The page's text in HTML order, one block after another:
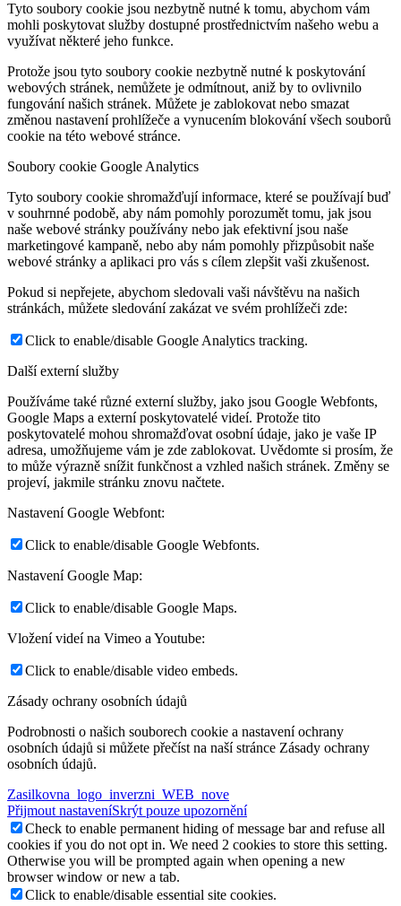
Tyto soubory cookie jsou nezbytně nutné k tomu, abychom vám
mohli poskytovat služby dostupné prostřednictvím našeho webu a
využívat některé jeho funkce.
Protože jsou tyto soubory cookie nezbytně nutné k poskytování
webových stránek, nemůžete je odmítnout, aniž by to ovlivnilo
fungování našich stránek. Můžete je zablokovat nebo smazat
změnou nastavení prohlížeče a vynucením blokování všech souborů
cookie na této webové stránce.
Soubory cookie Google Analytics
Tyto soubory cookie shromažďují informace, které se používají buď
v souhrnné podobě, aby nám pomohly porozumět tomu, jak jsou
naše webové stránky používány nebo jak efektivní jsou naše
marketingové kampaně, nebo aby nám pomohly přizpůsobit naše
webové stránky a aplikaci pro vás s cílem zlepšit vaši zkušenost.
Pokud si nepřejete, abychom sledovali vaši návštěvu na našich
stránkách, můžete sledování zakázat ve svém prohlížeči zde:
Click to enable/disable Google Analytics tracking.
Další externí služby
Používáme také různé externí služby, jako jsou Google Webfonts,
Google Maps a externí poskytovatelé videí. Protože tito
poskytovatelé mohou shromažďovat osobní údaje, jako je vaše IP
adresa, umožňujeme vám je zde zablokovat. Uvědomte si prosím, že
to může výrazně snížit funkčnost a vzhled našich stránek. Změny se
projeví, jakmile stránku znovu načtete.
Nastavení Google Webfont:
Click to enable/disable Google Webfonts.
Nastavení Google Map:
Click to enable/disable Google Maps.
Vložení videí na Vimeo a Youtube:
Click to enable/disable video embeds.
Zásady ochrany osobních údajů
Podrobnosti o našich souborech cookie a nastavení ochrany
osobních údajů si můžete přečíst na naší stránce Zásady ochrany
osobních údajů.
Zasilkovna_logo_inverzni_WEB_nove
Přijmout nastaveníSkrýt pouze upozornění
Check to enable permanent hiding of message bar and refuse all
cookies if you do not opt in. We need 2 cookies to store this setting.
Otherwise you will be prompted again when opening a new
browser window or new a tab.
Click to enable/disable essential site cookies.